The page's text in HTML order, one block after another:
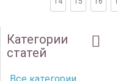
Категории
статей
Все категории